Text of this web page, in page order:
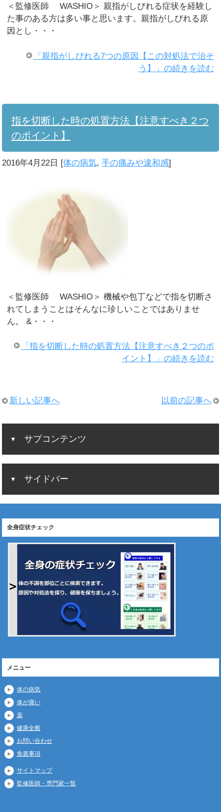
＜監修医師 WASHIO＞ 親指がしびれる症状を経験し
た事のある方は多い事と思います。親指がしびれる原
因とし・・・
「親指がしびれる7つの原因【この対処法で治そ
う】」の続きを読む
指を切断した時の処置方法【注意すべき２つ
のポイント】
2016年4月22日 [体の病気,手の痛みや違和感]
＜監修医師 WASHIO＞ 機械や包丁などで指を切断さ
れてしまうことはそんなに珍しいことではありませ
ん。 &・・・
「指を切断した時の処置方法【注意すべき２つのポ
イント】」の続きを読む
以前の記事へ
新しい記事へ
サブコンテンツ
サイドバー
全身症状チェック
メニュー
体の病気
体が痛い
薬
健康全般
お問い合わせ
免責事項
サイトマップ
監修医師・専門家一覧